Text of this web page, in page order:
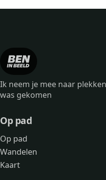
Ik neem je mee naar
was gekomen
Op pad
Op pad
Wandelen
Kaart